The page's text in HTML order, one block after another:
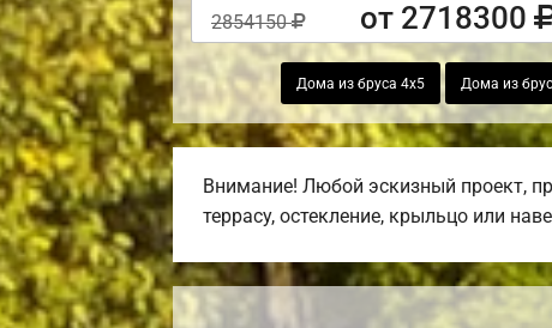
2854150 от 2718300
Дома из бруса 4х5 Дома из
Внимание! Любой эскизный проект,
террасу, остекление, крыльцо или